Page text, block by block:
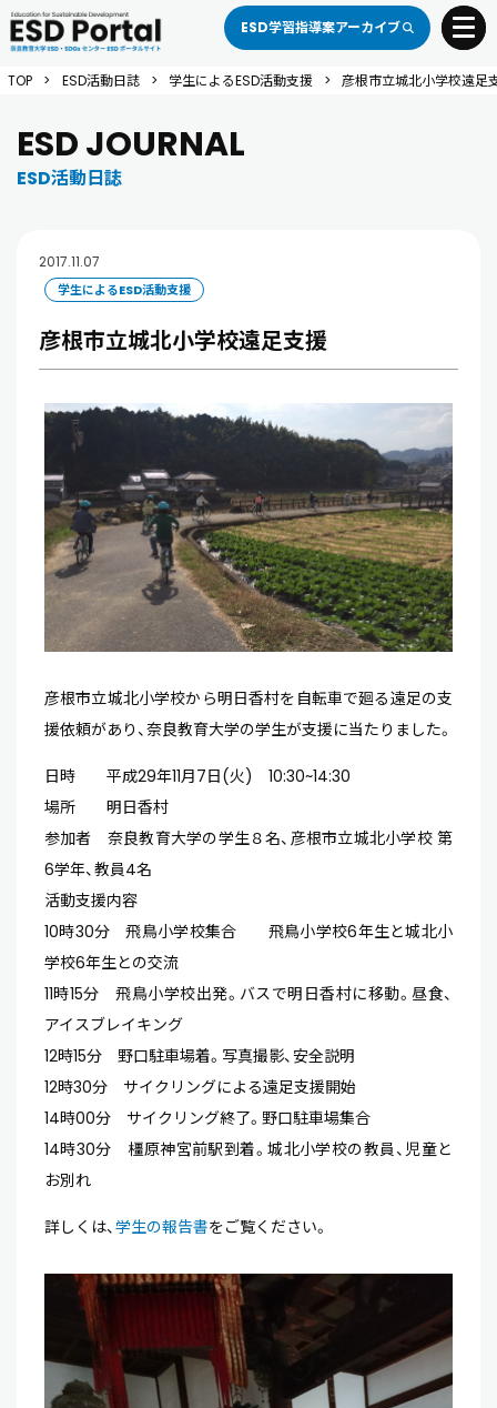
ESD学習指導案アーカイブ toggle
TOP > ESD活動日誌 > 学生によるESD活動支援 > 彦根市立城北小学校遠足
ESD JOURNAL
ESD活動日誌
2017.11.07
学生によるESD活動支援
彦根市立城北小学校遠足支援
彦根市立城北小学校から明日香村を自転車で廻る遠足の支
援依頼があり、奈良教育大学の学生が支援に当たりました。
日時 平成29年11月7日(火) 10:30~14:30
場所 明日香村
参加者 奈良教育大学の学生８名、彦根市立城北小学校 第
6学年、教員4名
活動支援内容
10時30分 飛鳥小学校集合 飛鳥小学校6年生と城北小
学校6年生との交流
11時15分 飛鳥小学校出発。バスで明日香村に移動。昼食、
アイスブレイキング
12時15分 野口駐車場着。写真撮影、安全説明
12時30分 サイクリングによる遠足支援開始
14時00分 サイクリング終了。野口駐車場集合
14時30分 橿原神宮前駅到着。城北小学校の教員、児童と
お別れ
詳しくは、学生の報告書をご覧ください。